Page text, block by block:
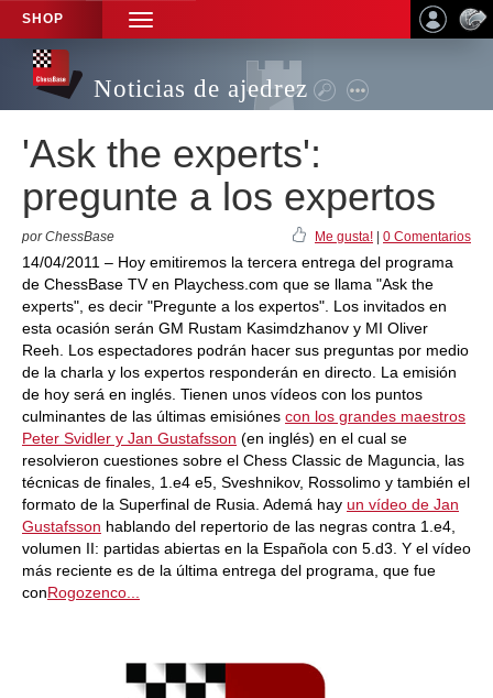
SHOP
TOGGLE
NAVIGATION
Noticias de ajedrez
'Ask the experts':
pregunte a los expertos
por ChessBase Me gusta! 0 Comentarios
14/04/2011 – Hoy emitiremos la tercera entrega del programa
de ChessBase TV en Playchess.com que se llama "Ask the
experts", es decir "Pregunte a los expertos". Los invitados en
esta ocasión serán GM Rustam Kasimdzhanov y MI Oliver
Reeh. Los espectadores podrán hacer sus preguntas por medio
de la charla y los expertos responderán en directo. La emisión
de hoy será en inglés. Tienen unos vídeos con los puntos
culminantes de las últimas emisiónes con los grandes maestros
Peter Svidler y Jan Gustafsson (en inglés) en el cual se
resolvieron cuestiones sobre el Chess Classic de Maguncia, las
técnicas de finales, 1.e4 e5, Sveshnikov, Rossolimo y también el
formato de la Superfinal de Rusia. Ademá hay un vídeo de Jan
Gustafsson hablando del repertorio de las negras contra 1.e4,
volumen II: partidas abiertas en la Española con 5.d3. Y el vídeo
más reciente es de la última entrega del programa, que fue
conRogozenco...